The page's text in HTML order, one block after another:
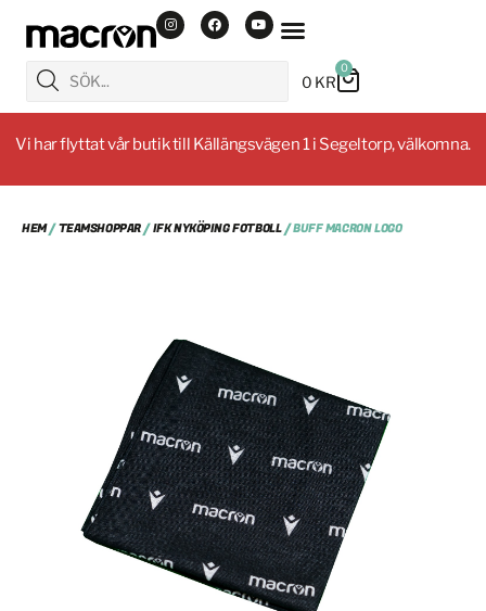
0 KR
0
Vi har flyttat vår butik till Källängsvägen 1 i Segeltorp, välkomna.
HEM/TEAMSHOPPAR/IFK NYKÖPING FOTBOLL/ BUFF MACRON LOGO